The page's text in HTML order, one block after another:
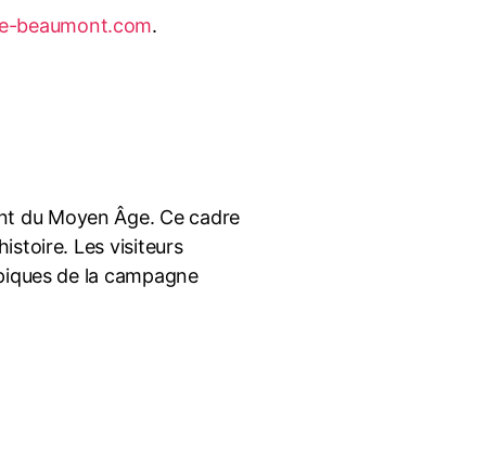
beaumont.com.
du Moyen Âge. Ce cadre
Les visiteurs
de la campagne